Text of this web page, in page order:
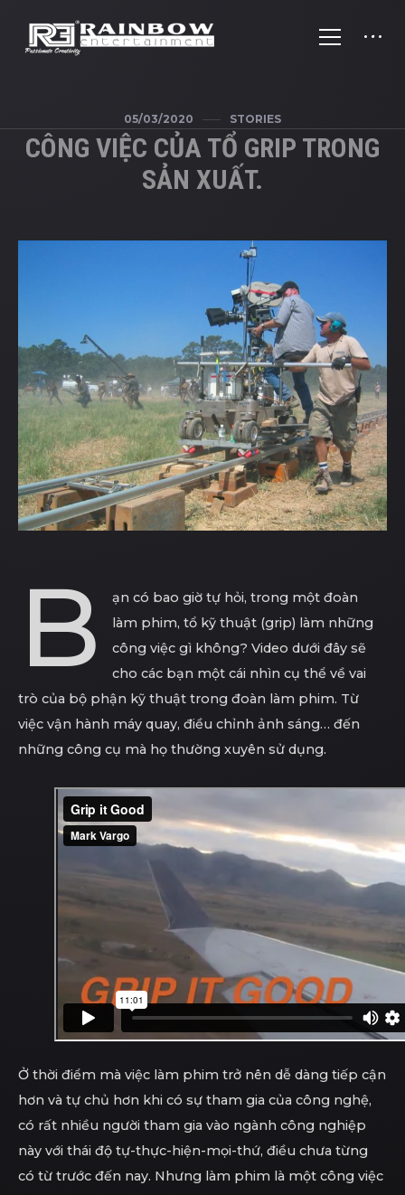
05/03/2020 STORIES
CÔNG VIỆC CỦA TỔ GRIP TRONG
SẢN XUẤT.
B
ạn có bao giờ tự hỏi, trong một đoàn
làm phim, tổ kỹ thuật (grip) làm những
công việc gì không? Video dưới đây sẽ
cho các bạn một cái nhìn cụ thể về vai
trò của bộ phận kỹ thuật trong đoàn làm phim. Từ
việc vận hành máy quay, điều chỉnh ảnh sáng… đến
những công cụ mà họ thường xuyên sử dụng.
Ở thời điểm mà việc làm phim trở nên dễ dàng tiếp cận
hơn và tự chủ hơn khi có sự tham gia của công nghệ,
có rất nhiều người tham gia vào ngành công nghiệp
này với thái độ tự-thực-hiện-mọi-thứ, điều chưa từng
có từ trước đến nay. Nhưng làm phim là một công việc